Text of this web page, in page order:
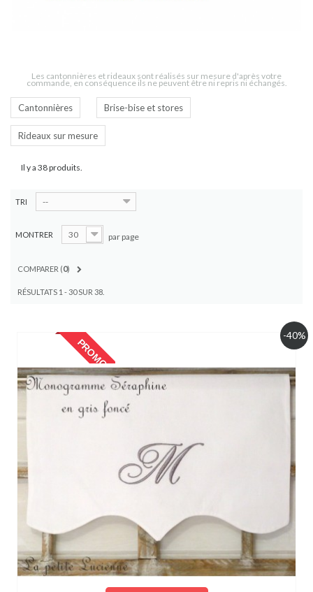
Les cantonnières et rideaux sont réalisés sur mesure d'après votre
commande, en conséquence ils ne peuvent être ni repris ni échangés.
Cantonnières Brise-bise et stores
Rideaux sur mesure
Il y a 38 produits.
TRI --
MONTRER 30 par page
COMPARER (0)
RÉSULTATS 1 - 30 SUR 38.
PROMO
-40%